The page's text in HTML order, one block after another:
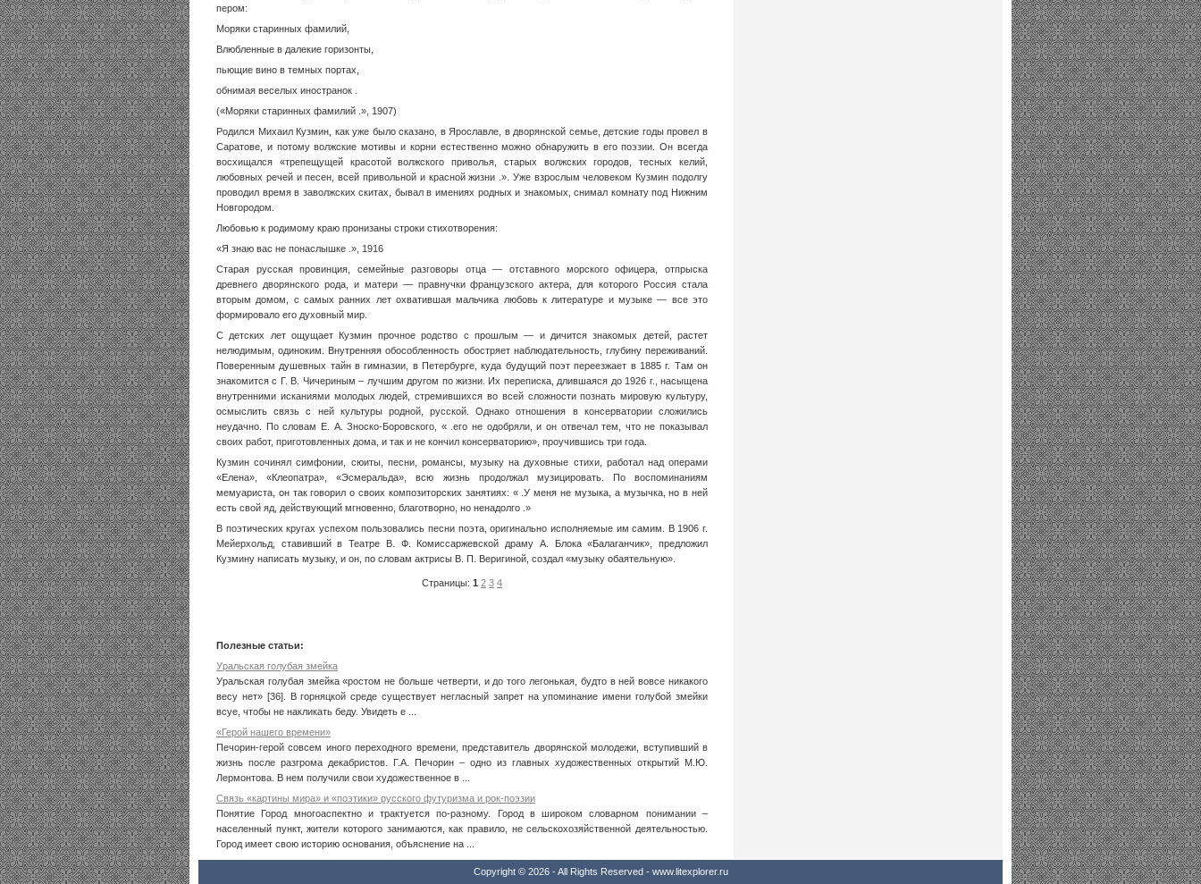
пером:
Моряки старинных фамилий,
Влюбленные в далекие горизонты,
пьющие вино в темных портах,
обнимая веселых иностранок .
(«Моряки старинных фамилий .», 1907)
Родился Михаил Кузмин, как уже было сказано, в Ярославле, в дворянской семье, детские годы провел в
Саратове, и потому волжские мотивы и корни естественно можно обнаружить в его поэзии. Он всегда
восхищался «трепещущей красотой волжского приволья, старых волжских городов, тесных келий,
любовных речей и песен, всей привольной и красной жизни .». Уже взрослым чело­веком Кузмин подолгу
проводил время в заволжских скитах, бывал в имениях род­ных и знакомых, снимал комнату под Ниж­ним
Новгородом.
Любовью к родимому краю пронизаны строки стихотворения:
«Я знаю вас не понаслышке .», 1916
Старая русская провинция, семейные разговоры отца — отставного морского офицера, отпрыска
древнего дворянского рода, и матери — правнучки французского актера, для которого Россия стала
вторым домом, с самых ранних лет охватившая мальчика любовь к литературе и музыке — все это
формировало его духовный мир.
С детских лет ощущает Кузмин прочное родство с прошлым — и дичится знакомых детей, растет
нелюдимым, одиноким. Внут­ренняя обособленность обостряет наблю­дательность, глубину переживаний.
Пове­ренным душевных тайн в гимназии, в Петербурге, куда будущий поэт переезжает в 1885 г. Там он
знакомится с Г. В. Чичериным – лучшим другом по жизни. Их перепис­ка, длившаяся до 1926 г., насыщена
внутренними исканиями молодых людей, стремившихся во всей сложности познать мировую культуру,
осмыслить связь с ней культуры родной, русской. Однако отношения в консерватории сложи­лись
неудачно. По словам Е. А. Зноско-Боровского, « .его не одобряли, и он отве­чал тем, что не показывал
своих работ, приготовленных дома, и так и не кончил консерваторию», проучившись три года.
Кузмин сочинял симфонии, сюиты, песни, романсы, музыку на духовные стихи, рабо­тал над операми
«Елена», «Клеопатра», «Эсмеральда», всю жизнь продолжал му­зицировать. По воспоминаниям
мемуариста, он так говорил о своих композиторских занятиях: « .У меня не музыка, а музычка, но в ней
есть свой яд, действующий мгновенно, благотворно, но ненадолго .»
В поэтических кругах успехом пользо­вались песни поэта, оригинально испол­няемые им самим. В 1906 г.
Мейерхольд, ставивший в Театре В. Ф. Комиссаржевской драму А. Блока «Балаганчик», пред­ложил
Кузмину написать музыку, и он, по словам актрисы В. П. Веригиной, создал «музыку обаятельную».
Страницы: 1 2 3 4
Полезные статьи:
Уральская голубая змейка
Уральская голубая змейка «ростом не больше четверти, и до того легонькая, будто в ней вовсе никакого
весу нет» [36]. В горняцкой среде существует негласный запрет на упоминание имени голубой змейки
всуе, чтобы не накликать беду. Увидеть е ...
«Герой нашего времени»
Печорин-герой совсем иного переходного времени, представитель дворянской молодежи, вступивший в
жизнь после разгрома декабристов. Г.А. Печорин – одно из главных художественных открытий М.Ю.
Лермонтова. В нем получили свои художественное в ...
Связь «картины мира» и «поэтики» русского футуризма и рок-поэзии
Понятие Город многоаспектно и трактуется по-разному. Город в широком словарном понимании –
населенный пункт, жители которого занимаются, как правило, не сельскохозяйственной деятельностью.
Город имеет свою историю основания, объяснение на ...
Copyright © 2026 - All Rights Reserved - www.litexplorer.ru